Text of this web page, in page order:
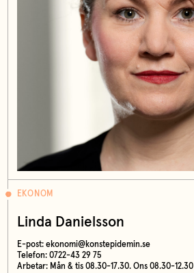
EKONOM
Linda Danielsson
E-post: ekonomi@konstepidemin.se
Telefon: 0722-43 29 75
Arbetar: Mån & tis 08.30-17.30. Ons 08.30-12.30